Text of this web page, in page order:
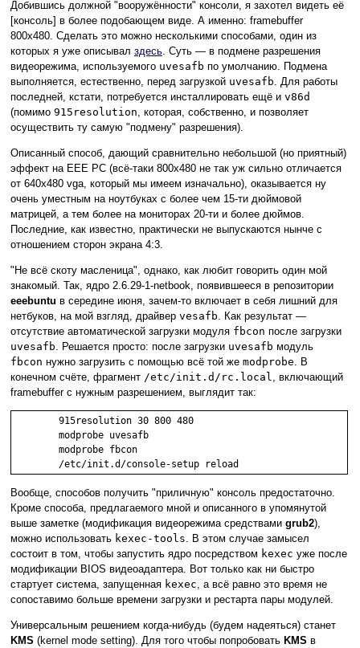
Добившись должной "вооружённости" консоли, я захотел видеть её
[консоль] в более подобающем виде. А именно: framebuffer
800х480. Сделать это можно несколькими способами, один из
которых я уже описывал здесь. Суть — в подмене разрешения
видеорежима, используемого uvesafb по умолчанию. Подмена
выполняется, естественно, перед загрузкой uvesafb. Для работы
последней, кстати, потребуется инсталлировать ещё и v86d
(помимо 915resolution, которая, собственно, и позволяет
осуществить ту самую "подмену" разрешения).
Описанный способ, дающий сравнительно небольшой (но приятный)
эффект на EEE PC (всё-таки 800х480 не так уж сильно отличается
от 640х480 vga, который мы имеем изначально), оказывается ну
очень уместным на ноутбуках с более чем 15-ти дюймовой
матрицей, а тем более на мониторах 20-ти и более дюймов.
Последние, как известно, практически не выпускаются нынче с
отношением сторон экрана 4:3.
"Не всё скоту масленица", однако, как любит говорить один мой
знакомый. Так, ядро 2.6.29-1-netbook, появившееся в репозитории
eeebuntu в сeрeдинe июня, зачем-то включает в себя лишний для
нетбyков, на мой взгляд, драйвер vesafb. Как результат —
отсутствие автоматической загрузки модуля fbcon после загрузки
uvesafb. Решается просто: после загрузки uvesafb модуль
fbcon нужно загрузить с помощью всё той же modprobe. В
конечном счёте, фрагмент /etc/init.d/rc.local, включающий
framebuffer с нужным разрешением, выглядит так:
Вообще, способов получить "приличную" консоль предостаточно.
Кроме способа, предлагаемого мной и описанного в упомянутой
выше заметке (модификация видеорежима средствами grub2),
можно использовать kexec-tools. В этом случае замысел
состоит в том, чтобы запустить ядро посредством kexec уже после
модификации BIOS видеоадаптера. Вот только как ни быстро
стартует система, запущенная kexec, а всё равно это время не
сопоставимо больше времени загрузки и рестарта пары модулей.
Универсальным решением когда-нибудь (будем надеяться) станет
KMS (kernel mode setting). Для того чтобы попробовать KMS в